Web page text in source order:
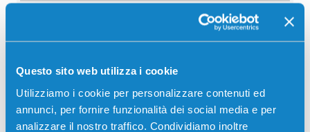
Questo sito web utilizza i cookie
Utilizziamo i cookie per personalizzare contenuti ed
annunci, per fornire funzionalità dei social media e per
analizzare il nostro traffico. Condividiamo inoltre